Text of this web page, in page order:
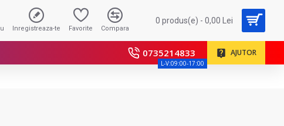
Inregistreaza-te Favorite Compara
0 produs(e) - 0,00 Lei
0735214833
L-V:09:00-17:00
AJUTOR